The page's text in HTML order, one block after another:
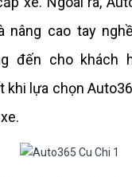
nâng cao tay
đến cho khách
khi lựa chọn